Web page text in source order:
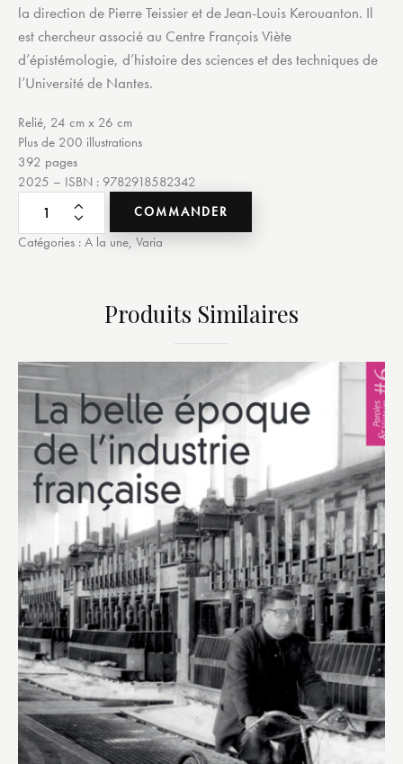
la direction de Pierre Teissier et de Jean-Louis Kerouanton. Il
est chercheur associé au Centre François Viète
d’épistémologie, d’histoire des sciences et des techniques de
l’Université de Nantes.
Relié, 24 cm x 26 cm
Plus de 200 illustrations
392 pages
2025 – ISBN : 9782918582342
COMMANDER
Catégories : A la une, Varia
Produits Similaires